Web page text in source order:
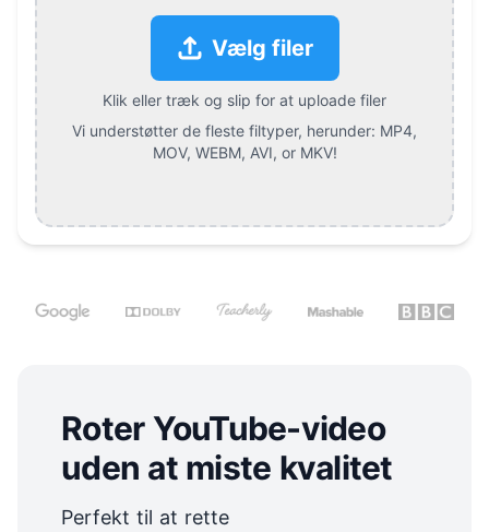
Vælg filer
Klik eller træk og slip for at uploade filer
Vi understøtter de fleste filtyper, herunder: MP4,
MOV, WEBM, AVI, or MKV!
Roter YouTube-video
uden at miste kvalitet
Perfekt til at rette